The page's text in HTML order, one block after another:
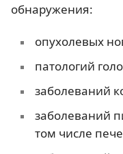
обнаружения:
опухолевых
патологий
заболеваний
заболеваний
том числе